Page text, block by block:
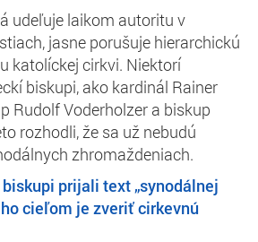
udeľuje laikom autoritu v
jasne porušuje hierarchickú
katolíckej cirkvi. Niektorí
biskupi, ako kardinál Rainer
Rudolf Voderholzer a biskup
rozhodli, že sa už nebudú
zhromaždeniach.
prijali text „synodálnej
cieľom je zveriť cirkevnú